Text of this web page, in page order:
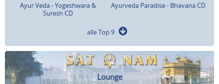
Ayur Veda - Yogeshwara &
Suresh CD
Ayurveda Paradise - Bhavana CD
alle Top 9
Lounge